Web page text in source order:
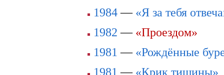
1984— «Я за тебя
1982 — «Проездом»
1981 — «Рождённые
1981 — «Крик тишины»